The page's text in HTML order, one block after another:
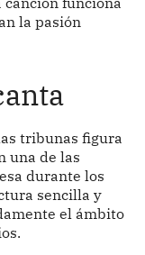
la pasión
tribunas figura
una de las
durante los
sencilla y
el ámbito